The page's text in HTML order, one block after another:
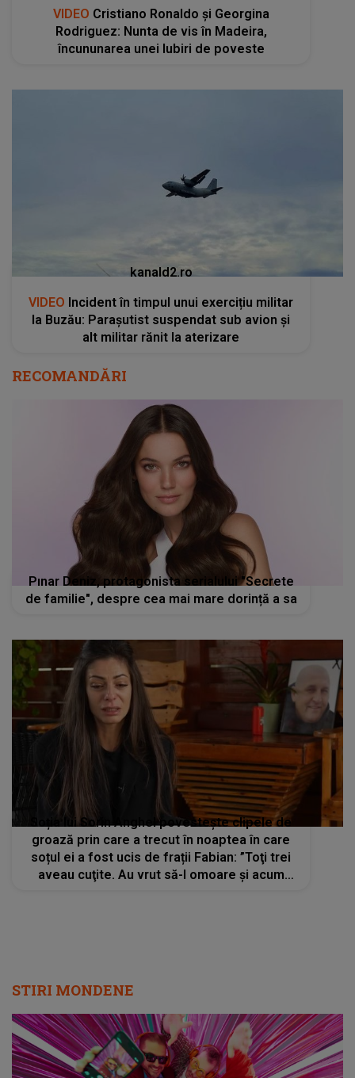
VIDEO Cristiano Ronaldo și Georgina
Rodriguez: Nunta de vis în Madeira,
încununarea unei Iubiri de poveste
kanald2.ro
VIDEO Incident în timpul unui exercițiu militar
la Buzău: Parașutist suspendat sub avion și
alt militar rănit la aterizare
RECOMANDĂRI
Pınar Deniz, protagonista serialului "Secrete
de familie", despre cea mai mare dorință a sa
Soția lui Sorin Anghel povestește clipele de
groază prin care a trecut în noaptea în care
soțul ei a fost ucis de frații Fabian: ”Toţi trei
aveau cuţite. Au vrut să-l omoare şi acum
STIRI MONDENE